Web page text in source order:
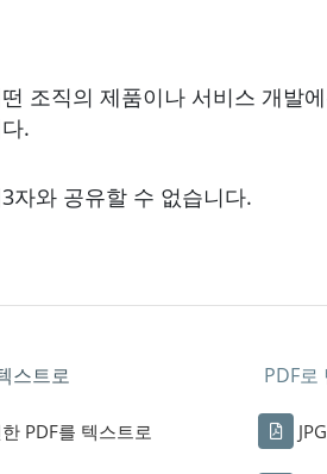
조직의 제품이나 서비스 개발
.
자와 공유할 수 없습니다.
스트로
PDF를 텍스트로
PDF로